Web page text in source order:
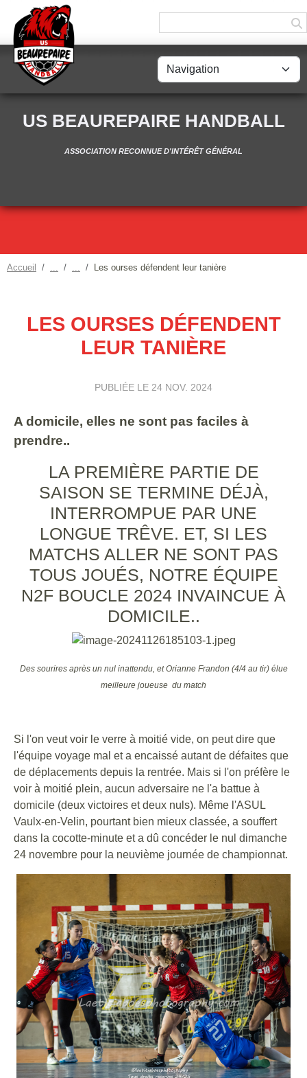
US BEAUREPAIRE HANDBALL
ASSOCIATION RECONNUE D'INTÉRÊT GÉNÉRAL
Accueil Les ourses défendent leur tanière
LES OURSES DÉFENDENT
LEUR TANIÈRE
PUBLIÉE LE 24 NOV. 2024
A domicile, elles ne sont pas faciles à
prendre..
LA PREMIÈRE PARTIE DE
SAISON SE TERMINE DÉJÀ,
INTERROMPUE PAR UNE
LONGUE TRÊVE. ET, SI LES
MATCHS ALLER NE SONT PAS
TOUS JOUÉS, NOTRE ÉQUIPE
N2F BOUCLE 2024 INVAINCUE À
DOMICILE..
Des sourires après un nul inattendu, et Orianne Frandon (4/4 au tir) élue
meilleure joueuse du match
Si l'on veut voir le verre à moitié vide, on peut dire que
l'équipe voyage mal et a encaissé autant de défaites que
de déplacements depuis la rentrée. Mais si l'on préfère le
voir à moitié plein, aucun adversaire ne l'a battue à
domicile (deux victoires et deux nuls). Même l'ASUL
Vaulx-en-Velin, pourtant bien mieux classée, a souffert
dans la cocotte-minute et a dû concéder le nul dimanche
24 novembre pour la neuvième journée de championnat.
Panneau de gestion des cookies